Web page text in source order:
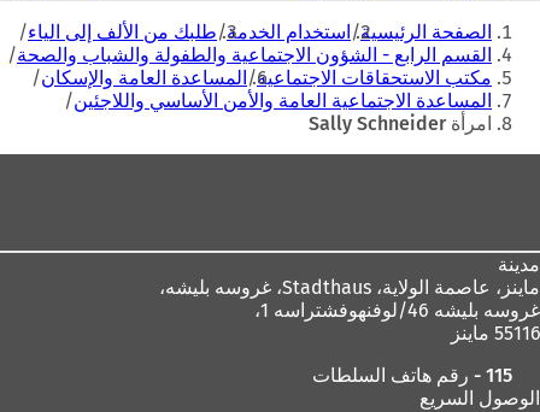
أنت
هنا
الصفحة الرئيسية استخدام الخدمة طلبك من الألف إلى الياء
القسم الرابع - الشؤون الاجتماعية والطفولة والشباب والصحة
مكتب الاستحقاقات الاجتماعية المساعدة العامة والإسكان
المساعدة الاجتماعية العامة والأمن الأساسي واللاجئين
امرأة Sally Schneider
مدينة
ماينز، عاصمة الولاية،
غروسه بليشه 46/لوفنهوفشتراسه 1،
55116 ماينز
115 - رقم هاتف السلطات
الوصول السريع